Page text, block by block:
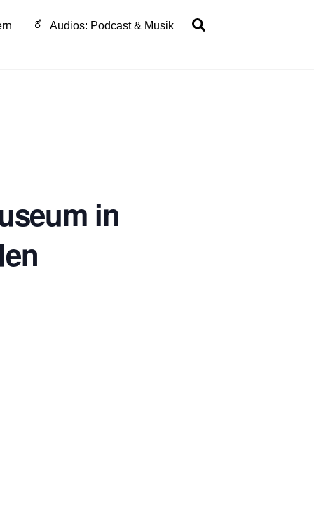
Audios: Podcast & Musik
in